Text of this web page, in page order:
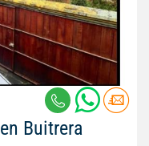
Buitrera